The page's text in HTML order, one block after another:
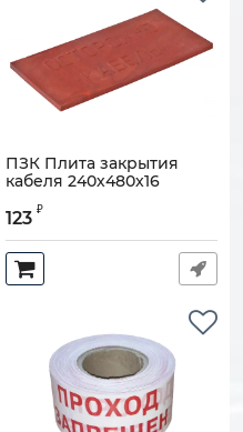
ПЗК Плита закрытия
кабеля 240х480х16
Артикул:
123 ₽